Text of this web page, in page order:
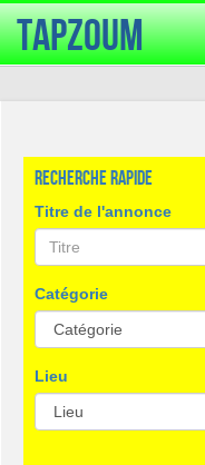
TapZoum
Recherche rapide
Titre de l'annonce
Catégorie
Lieu